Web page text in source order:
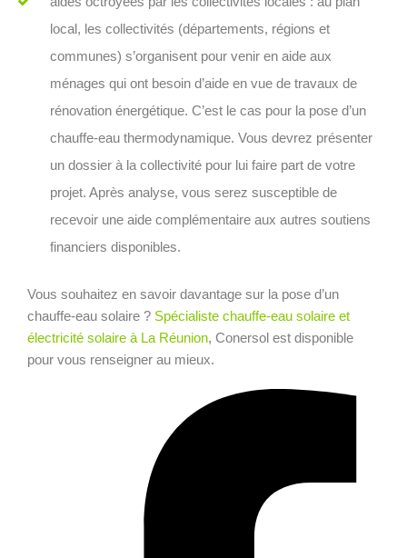
local, les collectivités (départements, régions et
communes) s’organisent pour venir en aide aux
ménages qui ont besoin d’aide en vue de travaux de
rénovation énergétique. C’est le cas pour la pose d’un
chauffe-eau thermodynamique. Vous devrez présenter
un dossier à la collectivité pour lui faire part de votre
projet. Après analyse, vous serez susceptible de
recevoir une aide complémentaire aux autres soutiens
financiers disponibles.
Vous souhaitez en savoir davantage sur la pose d’un
chauffe-eau solaire ? Spécialiste chauffe-eau solaire et
électricité solaire à La Réunion, Conersol est disponible
pour vous renseigner au mieux.